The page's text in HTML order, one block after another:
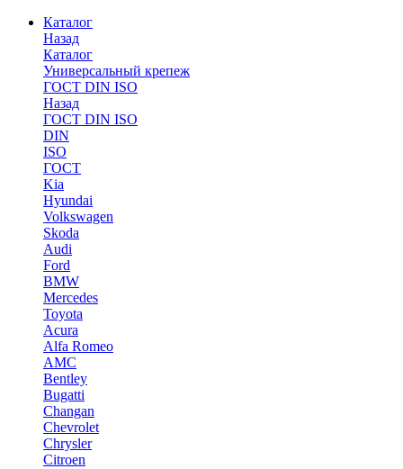
Каталог
Назад
Каталог
Универсальный крепеж
ГОСТ DIN ISO
Назад
ГОСТ DIN ISO
DIN
ISO
ГОСТ
Kia
Hyundai
Volkswagen
Skoda
Audi
Ford
BMW
Mercedes
Toyota
Acura
Alfa Romeo
AMC
Bentley
Bugatti
Changan
Chevrolet
Chrysler
Citroen